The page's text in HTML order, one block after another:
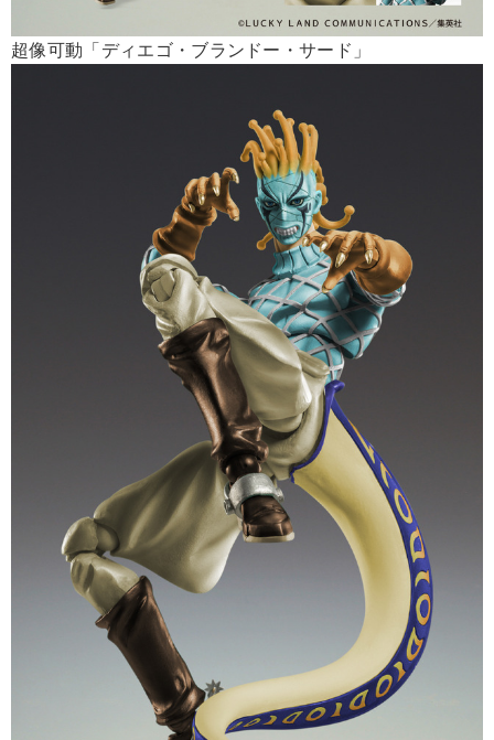
超像可動「ディエゴ・ブランドー・サード」